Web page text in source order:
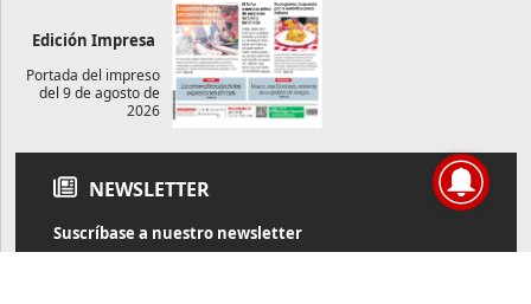
Edición Impresa
Portada del impreso
del 9 de agosto de
2026
NEWSLETTER
Suscríbase a nuestro newsletter
Reciba diariamente información de actualidad directamente en